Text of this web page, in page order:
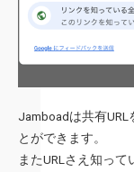
Jamboadは共有
とができます。
またURLさえ知っ